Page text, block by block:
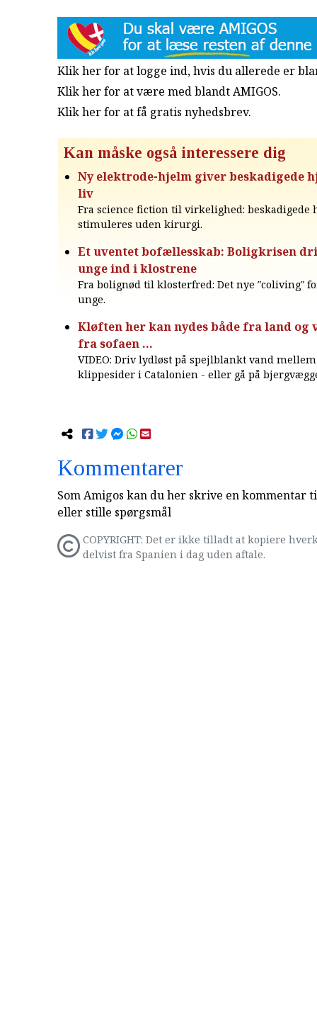
Klik her for at logge ind, hvis du allerede er
Klik her for at være med blandt AMIGOS.
Klik her for at få gratis nyhedsbrev.
Kan måske også interessere dig
Ny elektrode-hjelm giver beskadigede
liv
Fra science fiction til virkelighed: beskadigede
stimuleres uden kirurgi.
Et uventet bofællesskab: Boligkrisen
unge ind i klostrene
Fra bolignød til klosterfred: Det nye ″coliving″
unge.
Kløften her kan nydes både fra land og
fra sofaen ...
VIDEO: Driv lydløst på spejlblankt vand
klippesider i Catalonien - eller gå på
Kommentarer
Som Amigos kan du her skrive en kommentar
eller stille spørgsmål
COPYRIGHT: Det er ikke tilladt at kopiere
delvist fra Spanien i dag uden aftale.